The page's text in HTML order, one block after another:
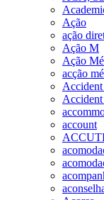
Ação
ação
Ação M
Ação
acção
account